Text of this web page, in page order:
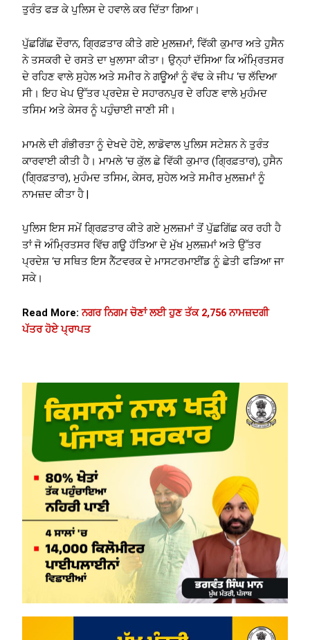
ਤੁਰੰਤ ਫੜ ਕੇ ਪੁਲਿਸ ਦੇ ਹਵਾਲੇ ਕਰ ਦਿੱਤਾ ਗਿਆ।
ਪੁੱਛਗਿੱਛ ਦੌਰਾਨ, ਗ੍ਰਿਫ਼ਤਾਰ ਕੀਤੇ ਗਏ ਮੁਲਜ਼ਮਾਂ, ਵਿੱਕੀ ਕੁਮਾਰ ਅਤੇ ਹੁਸੈਨ
ਨੇ ਤਸਕਰੀ ਦੇ ਰਸਤੇ ਦਾ ਖੁਲਾਸਾ ਕੀਤਾ। ਉਨ੍ਹਾਂ ਦੱਸਿਆ ਕਿ ਅੰਮ੍ਰਿਤਸਰ
ਦੇ ਰਹਿਣ ਵਾਲੇ ਸੁਹੇਲ ਅਤੇ ਸਮੀਰ ਨੇ ਗਊਆਂ ਨੂੰ ਵੱਢ ਕੇ ਜੀਪ ‘ਚ ਲੱਦਿਆ
ਸੀ। ਇਹ ਖੇਪ ਉੱਤਰ ਪ੍ਰਦੇਸ਼ ਦੇ ਸਹਾਰਨਪੁਰ ਦੇ ਰਹਿਣ ਵਾਲੇ ਮੁਹੰਮਦ
ਤਸਿਮ ਅਤੇ ਕੇਸਰ ਨੂੰ ਪਹੁੰਚਾਈ ਜਾਣੀ ਸੀ।
ਮਾਮਲੇ ਦੀ ਗੰਭੀਰਤਾ ਨੂੰ ਦੇਖਦੇ ਹੋਏ, ਲਾਡੋਵਾਲ ਪੁਲਿਸ ਸਟੇਸ਼ਨ ਨੇ ਤੁਰੰਤ
ਕਾਰਵਾਈ ਕੀਤੀ ਹੈ। ਮਾਮਲੇ ‘ਚ ਕੁੱਲ ਛੇ ਵਿੱਕੀ ਕੁਮਾਰ (ਗ੍ਰਿਫ਼ਤਾਰ), ਹੁਸੈਨ
(ਗ੍ਰਿਫ਼ਤਾਰ), ਮੁਹੰਮਦ ਤਸਿਮ, ਕੇਸਰ, ਸੁਹੇਲ ਅਤੇ ਸਮੀਰ ਮੁਲਜ਼ਮਾਂ ਨੂੰ
ਨਾਮਜ਼ਦ ਕੀਤਾ ਹੈ |
ਪੁਲਿਸ ਇਸ ਸਮੇਂ ਗ੍ਰਿਫ਼ਤਾਰ ਕੀਤੇ ਗਏ ਮੁਲਜ਼ਮਾਂ ਤੋਂ ਪੁੱਛਗਿੱਛ ਕਰ ਰਹੀ ਹੈ
ਤਾਂ ਜੋ ਅੰਮ੍ਰਿਤਸਰ ਵਿੱਚ ਗਊ ਹੱਤਿਆ ਦੇ ਮੁੱਖ ਮੁਲਜ਼ਮਾਂ ਅਤੇ ਉੱਤਰ
ਪ੍ਰਦੇਸ਼ ‘ਚ ਸਥਿਤ ਇਸ ਨੈੱਟਵਰਕ ਦੇ ਮਾਸਟਰਮਾਈਂਡ ਨੂੰ ਛੇਤੀ ਫੜਿਆ ਜਾ
ਸਕੇ।
Read More:ਨਗਰ ਨਿਗਮ ਚੋਣਾਂ ਲਈ ਹੁਣ ਤੱਕ 2,756 ਨਾਮਜ਼ਦਗੀ
ਪੱਤਰ ਹੋਏ ਪ੍ਰਾਪਤ